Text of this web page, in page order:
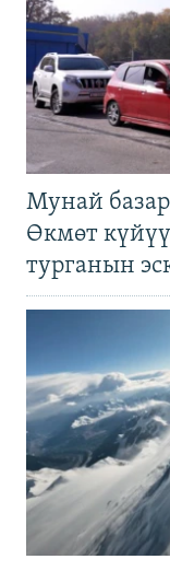
Мунай
Өкмөт
турганын